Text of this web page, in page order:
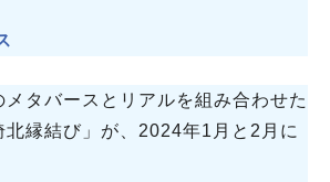
タバースとリアルを組み合わせた
北縁結び」が、2024年1月と2月に